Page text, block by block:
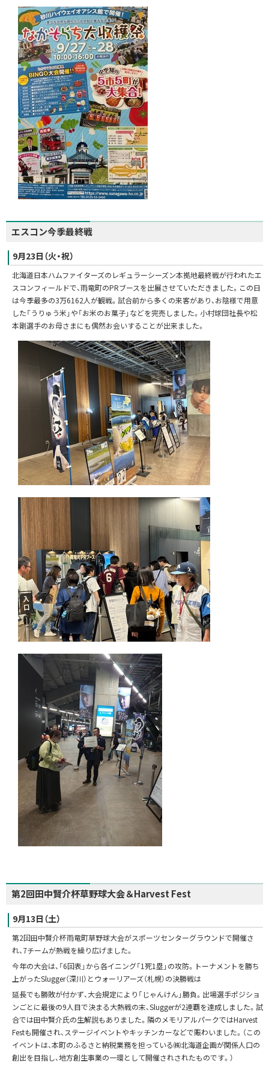
エスコン今季最終戦
9月23日（火・祝）
北海道日本ハムファイターズのレギュラーシーズン本拠地最終戦が行われたエ
スコンフィールドで、雨竜町のPRブースを出展させていただきました。この日
は今季最多の3万6162人が観戦。試合前から多くの来客があり、お陰様で用意
した「うりゅう米」や「お米のお菓子」などを完売しました。小村球団社長や松
本剛選手のお母さまにも偶然お会いすることが出来ました。
第2回田中賢介杯草野球大会＆Harvest Fest
9月13日（土）
第2回田中賢介杯雨竜町草野球大会がスポーツセンターグラウンドで開催さ
れ、7チームが熱戦を繰り広げました。
今年の大会は、「6回表」から各イニング「1死1塁」の攻防。トーナメントを勝ち
上がったSlugger（深川）とウォーリアーズ（札幌）の決勝戦は
延長でも勝敗が付かず、大会規定により「じゃんけん」勝負。出場選手ポジショ
ンごとに最後の9人目で決まる大熱戦の末、Sluggerが2連覇を達成しました。試
合では田中賢介氏の生解説もありました。隣のメモリアルパークではHarvest
Festも開催され、ステージイベントやキッチンカーなどで賑わいました。（この
イベントは、本町のふるさと納税業務を担っている㈱北海道企画が関係人口の
創出を目指し、地方創生事業の一環として開催されされたものです。）